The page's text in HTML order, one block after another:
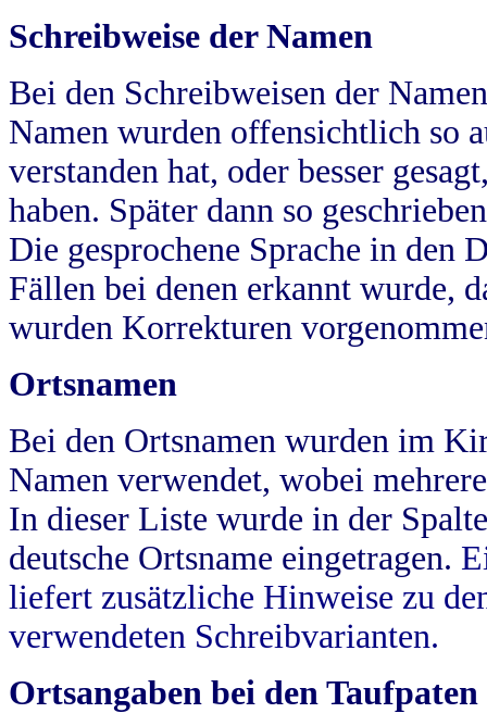
Schreibweise der Namen
Bei den Schreibweisen der
Namen wurden offensichtlich so
verstanden hat, oder besser
haben. Später dann so
Die gesprochene Sprache in
Fällen bei denen erkannt wurde,
wurden Korrekturen
Ortsnamen
Bei den Ortsnamen wurden im
Namen verwendet, wobei
In dieser Liste wurde in der
deutsche Ortsname eingetragen.
liefert zusätzliche Hinweise zu
verwendeten Schreibvarianten.
Ortsangaben bei den Taufpaten